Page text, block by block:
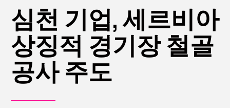
심천 기업, 세르비아
상징적 경기장 철골
공사 주도